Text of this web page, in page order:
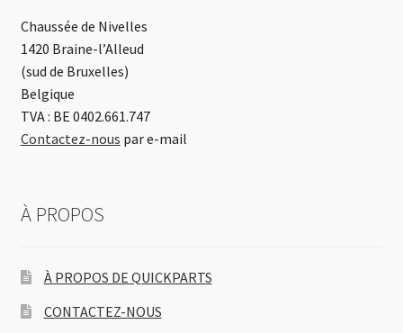
Chaussée de Nivelles
1420 Braine-l’Alleud
(sud de Bruxelles)
Belgique
TVA : BE 0402.661.747
Contactez-nous par e-mail
À PROPOS
À PROPOS DE QUICKPARTS
CONTACTEZ-NOUS